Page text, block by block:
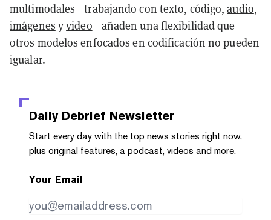
multimodales—trabajando con texto, código,audio,
imágenes yvideo—añaden una flexibilidad que
otros modelos enfocados en codificación no pueden
igualar.
Daily Debrief Newsletter
Start every day with the top news stories right now,
plus original features, a podcast, videos and more.
Your Email